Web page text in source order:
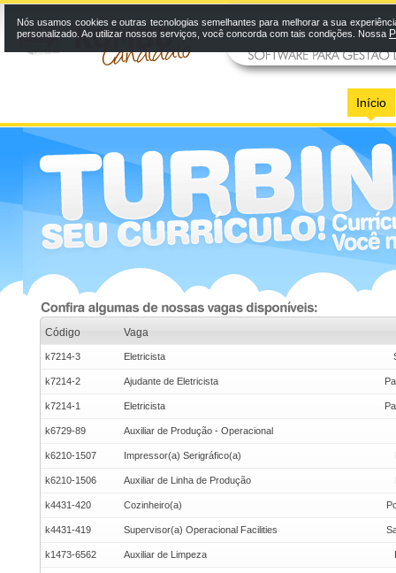
Início
Código Vaga
k7214-3 Eletricista
k7214-2 Ajudante de Eletricista
k7214-1 Eletricista
k6729-89 Auxiliar de Produção - Operacional
k6210-1507 Impressor(a) Serigráfico(a)
k6210-1506 Auxiliar de Linha de Produção
k4431-420 Cozinheiro(a)
k4431-419 Supervisor(a) Operacional Facilities
k1473-6562 Auxiliar de Limpeza
Nós usamos cookies e outras tecnologias semelhantes para melhorar a sua
personalizado. Ao utilizar nossos serviços, você concorda com tais condições. Nossa